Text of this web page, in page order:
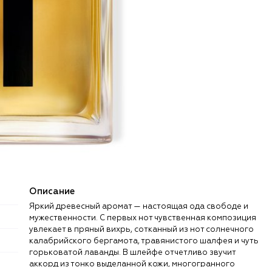
Описание
Яркий древесный аромат — настоящая ода свободе и
мужественности. С первых нот чувственная композиция
увлекает в пряный вихрь, сотканный из нот солнечного
калабрийского бергамота, травянистого шалфея и чуть
горьковатой лаванды. В шлейфе отчетливо звучит
аккорд из тонко выделанной кожи, многогранного